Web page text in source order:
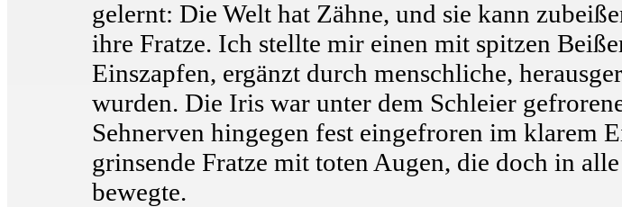
gelernt: Die Welt hat Zähne, und sie kann
ihre Fratze. Ich stellte mir einen mit spitzen
Einszapfen, ergänzt durch menschliche,
wurden. Die Iris war unter dem Schleier
Sehnerven hingegen fest eingefroren im klarem
grinsende Fratze mit toten Augen, die doch in
bewegte.